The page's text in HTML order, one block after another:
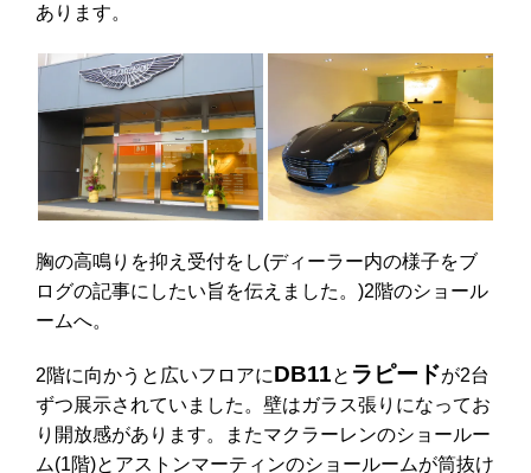
あります。
胸の高鳴りを抑え受付をし(ディーラー内の様子をブ
ログの記事にしたい旨を伝えました。)2階のショール
ームへ。
2階に向かうと広いフロアにDB11と ラピードが2台
ずつ展示されていました。壁はガラス張りになってお
り開放感があります。またマクラーレンのショールー
ム(1階)とアストンマーティンのショールームが筒抜け